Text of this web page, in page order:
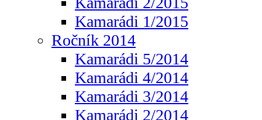
Kamarádi 1/2015
Ročník 2014
Kamarádi 5/2014
Kamarádi 4/2014
Kamarádi 3/2014
Kamarádi 2/2014